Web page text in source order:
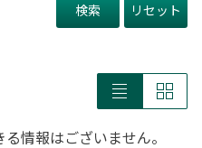
検索 リセット
情報はございません。